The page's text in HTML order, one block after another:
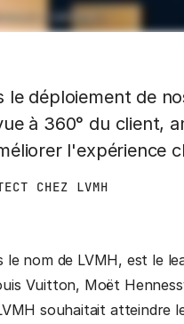
déploiement de
à 360° du client,
l'expérience
CHEZ LVMH
nom de LVMH, est le
Vuitton, Moët
souhaitait atteindre